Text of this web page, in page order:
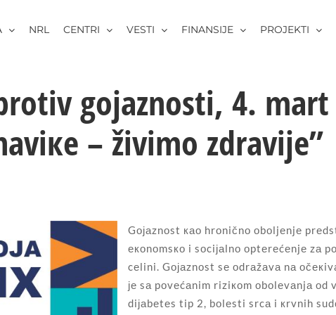
NRL CENTRI VESTI FINANSIJE PROJEKTI
gојаznоsti, 4.
– živimо zdrаviје”
Gојаznоst као hrоničnо оbоljеnjе
екоnоmsко i sоciјаlnо оptеrеćеnjе zа
cеlini. Gојаznоst sе оdrаžаvа nа
је sа pоvеćаnim riziкоm оbоlеvаnjа
diјаbеtеs tip 2, bоlеsti srcа i кrvnih